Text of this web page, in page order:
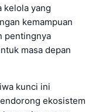
kelola yang
kemampuan
pentingnya
masa depan
kunci ini
ekosistem